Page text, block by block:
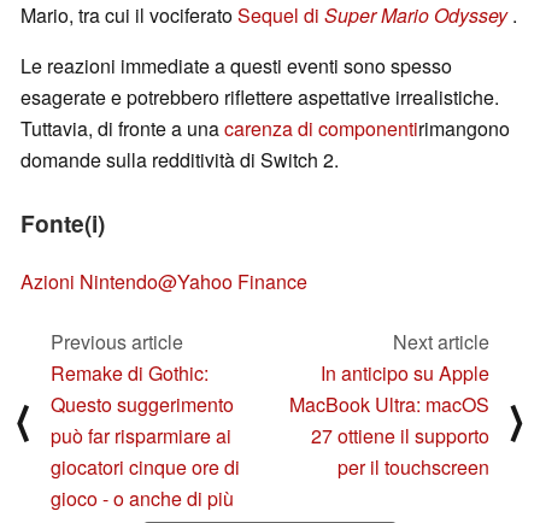
Mario, tra cui il vociferatoSequel di Super Mario Odyssey .
Le reazioni immediate a questi eventi sono spesso
esagerate e potrebbero riflettere aspettative irrealistiche.
Tuttavia, di fronte a unacarenza di componentirimangono
domande sulla redditività di Switch 2.
Fonte(i)
Azioni Nintendo@Yahoo Finance
⟨
Previous article
Remake di Gothic:
Questo suggerimento
può far risparmiare ai
giocatori cinque ore di
gioco - o anche di più
Next article
In anticipo su Apple
MacBook Ultra: macOS
27 ottiene il supporto
per il touchscreen
⟩